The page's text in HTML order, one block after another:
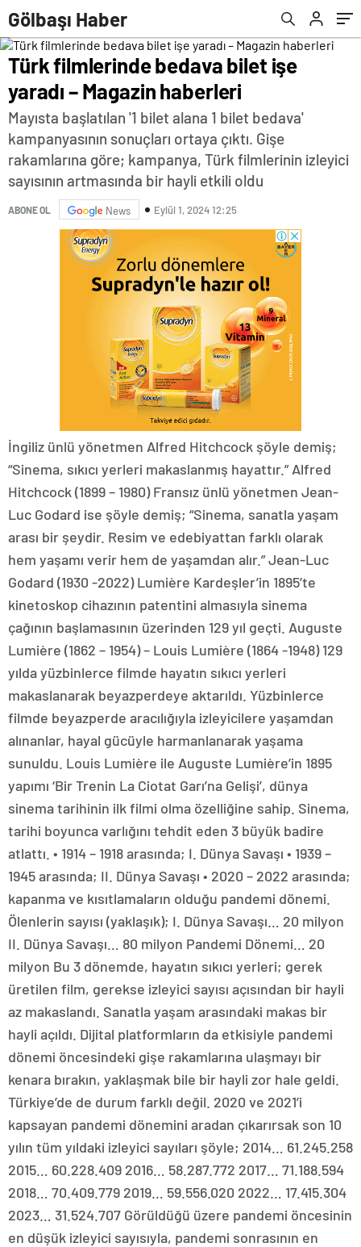
Gölbaşı Haber
Türk filmlerinde bedava bilet işe
yaradı – Magazin haberleri
Mayısta başlatılan '1 bilet alana 1 bilet bedava'
kampanyasının sonuçları ortaya çıktı. Gişe
rakamlarına göre; kampanya, Türk filmlerinin izleyici
sayısının artmasında bir hayli etkili oldu
ABONE OL News Eylül 1, 2024 12:25
İngiliz ünlü yönetmen Alfred Hitchcock şöyle demiş;
“Sinema, sıkıcı yerleri makaslanmış hayattır.” Alfred
Hitchcock (1899 – 1980) Fransız ünlü yönetmen Jean-
Luc Godard ise şöyle demiş; “Sinema, sanatla yaşam
arası bir şeydir. Resim ve edebiyattan farklı olarak
hem yaşamı verir hem de yaşamdan alır.” Jean-Luc
Godard (1930 -2022) Lumière Kardeşler’in 1895’te
kinetoskop cihazının patentini almasıyla sinema
çağının başlamasının üzerinden 129 yıl geçti. Auguste
Lumière (1862 – 1954) – Louis Lumière (1864 -1948) 129
yılda yüzbinlerce filmde hayatın sıkıcı yerleri
makaslanarak beyazperdeye aktarıldı. Yüzbinlerce
filmde beyazperde aracılığıyla izleyicilere yaşamdan
alınanlar, hayal gücüyle harmanlanarak yaşama
sunuldu. Louis Lumière ile Auguste Lumière’in 1895
yapımı ‘Bir Trenin La Ciotat Garı’na Gelişi’, dünya
sinema tarihinin ilk filmi olma özelliğine sahip. Sinema,
tarihi boyunca varlığını tehdit eden 3 büyük badire
atlattı. • 1914 – 1918 arasında; I. Dünya Savaşı • 1939 –
1945 arasında; II. Dünya Savaşı • 2020 – 2022 arasında;
kapanma ve kısıtlamaların olduğu pandemi dönemi.
Ölenlerin sayısı (yaklaşık); I. Dünya Savaşı… 20 milyon
II. Dünya Savaşı… 80 milyon Pandemi Dönemi… 20
milyon Bu 3 dönemde, hayatın sıkıcı yerleri; gerek
üretilen film, gerekse izleyici sayısı açısından bir hayli
az makaslandı. Sanatla yaşam arasındaki makas bir
hayli açıldı. Dijital platformların da etkisiyle pandemi
dönemi öncesindeki gişe rakamlarına ulaşmayı bir
kenara bırakın, yaklaşmak bile bir hayli zor hale geldi.
Türkiye’de de durum farklı değil. 2020 ve 2021’i
kapsayan pandemi dönemini aradan çıkarırsak son 10
yılın tüm yıldaki izleyici sayıları şöyle; 2014… 61.245.258
2015… 60.228.409 2016… 58.287.772 2017… 71.188.594
2018… 70.409.779 2019… 59.556.020 2022… 17.415.304
2023… 31.524.707 Görüldüğü üzere pandemi öncesinin
en düşük izleyici sayısıyla, pandemi sonrasının en